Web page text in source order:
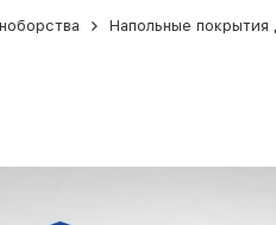
Напольные покрытия